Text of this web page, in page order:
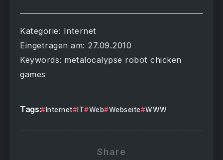
Kategorie: Internet
Eingetragen am: 27.09.2010
Keywords: metalocalypse robot chicken
games
Tags: Internet IT Web Webseite WWW
Share